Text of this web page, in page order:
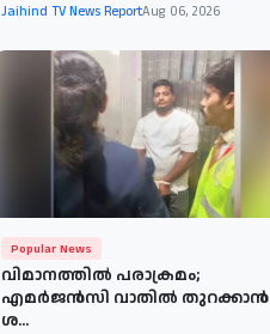
Jaihind TV News ReportAug 06, 2026
Popular News
വിമാനത്തില്‍ പരാക്രമം;
എമര്‍ജന്‍സി വാതില്‍ തുറക്കാന്‍
ശ...